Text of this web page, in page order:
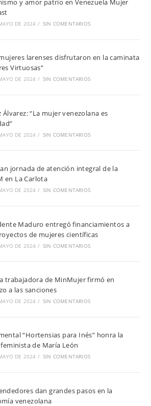
y amor patrio en Venezuela Mujer
DE 2024 / SIN COMENTARIOS
larenses disfrutaron en la caminata
Virtuosas”
DE 2024 / SIN COMENTARIOS
Álvarez: “La mujer venezolana es
DE 2024 / SIN COMENTARIOS
jornada de atención integral de la
en La Carlota
DE 2024 / SIN COMENTARIOS
Maduro entregó financiamientos a
de mujeres científicas
DE 2024 / SIN COMENTARIOS
trabajadora de MinMujer firmó en
a las sanciones
DE 2024 / SIN COMENTARIOS
“Hortensias para Inés” honra la
de María León
DE 2024 / SIN COMENTARIOS
dan grandes pasos en la
venezolana